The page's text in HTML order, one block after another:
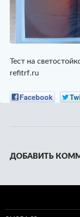
Тест на
refitrf.ru
Facebook
ДОБАВИТЬ